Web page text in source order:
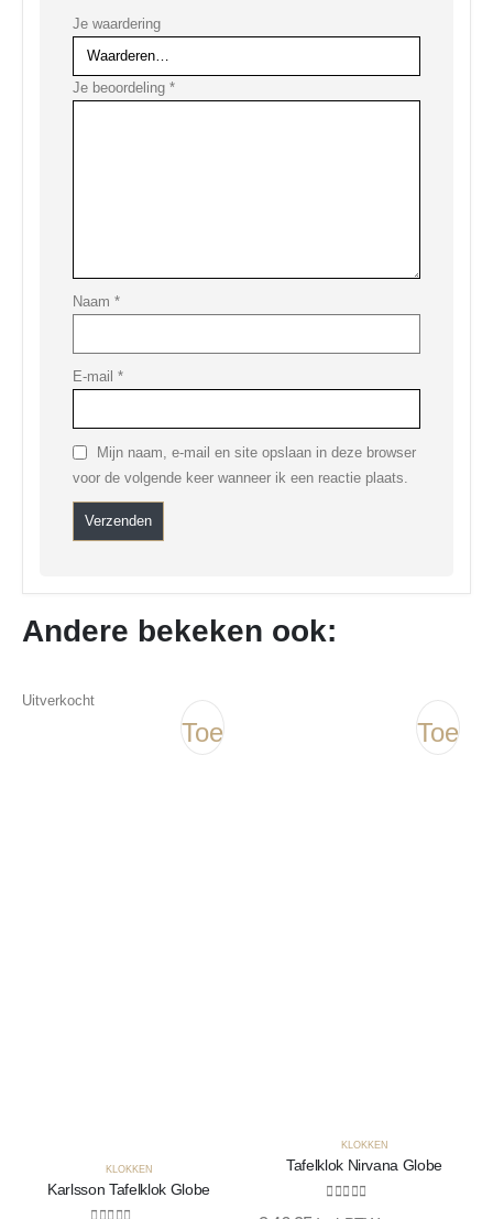
Je waardering
Je beoordeling *
Naam *
E-mail *
Mijn naam, e-mail en site opslaan in deze browser
voor de volgende keer wanneer ik een reactie plaats.
Andere bekeken ook:
Uitverkocht
Toevoegen
KLOKKEN
Karlsson Tafelklok Globe
KLOKKEN
Tafelklok Nirvana Globe